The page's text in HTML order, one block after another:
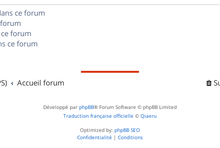
e
ce forum
forum
ce forum
Accueil forum
Développé par phpBB® Forum Software © phpBB Limited
Traduction française officielle © Qiaeru
Optimized by: phpBB SEO
Confidentialité | Conditions